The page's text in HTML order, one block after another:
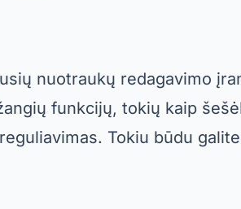
nuotraukų redagavimo
funkcijų, tokių kaip
Tokiu būdu